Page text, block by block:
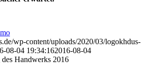
wp-content/uploads/2020/03/logokhdus-
08-04 19:34:162016-08-04
Handwerks 2016